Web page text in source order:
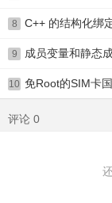
8 C++ 的结构化绑
9 成员变量和静态
10 免Root的SIM卡
评论 0